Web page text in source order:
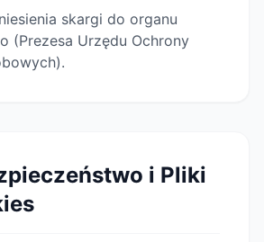
skargi do organu
(Prezesa Urzędu Ochrony
i Pliki